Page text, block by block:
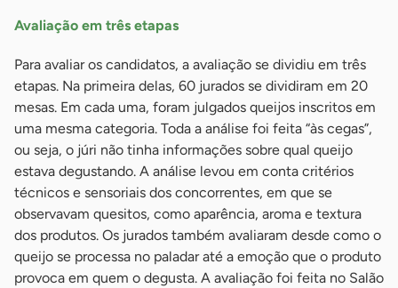
Avaliação em três etapas
Para avaliar os candidatos, a avaliação se dividiu em três
etapas. Na primeira delas, 60 jurados se dividiram em 20
mesas. Em cada uma, foram julgados queijos inscritos em
uma mesma categoria. Toda a análise foi feita “às cegas”,
ou seja, o júri não tinha informações sobre qual queijo
estava degustando. A análise levou em conta critérios
técnicos e sensoriais dos concorrentes, em que se
observavam quesitos, como aparência, aroma e textura
dos produtos. Os jurados também avaliaram desde como o
queijo se processa no paladar até a emoção que o produto
provoca em quem o degusta. A avaliação foi feita no Salão